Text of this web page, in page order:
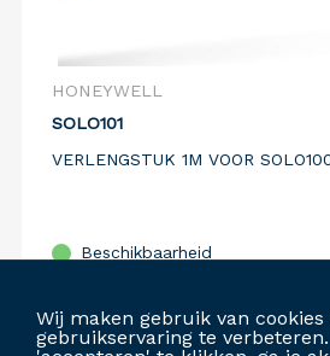
HONEYWELL
SOLO101
VERLENGSTUK 1M VOOR
Beschikbaarheid
Wij maken gebruik van cookies
gebruikservaring te